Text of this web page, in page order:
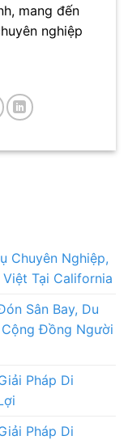
mang đến
nghiệp
Chuyên Nghiệp,
Tại California
Sân Bay, Du
Cộng Đồng Người
Pháp Di
Pháp Di